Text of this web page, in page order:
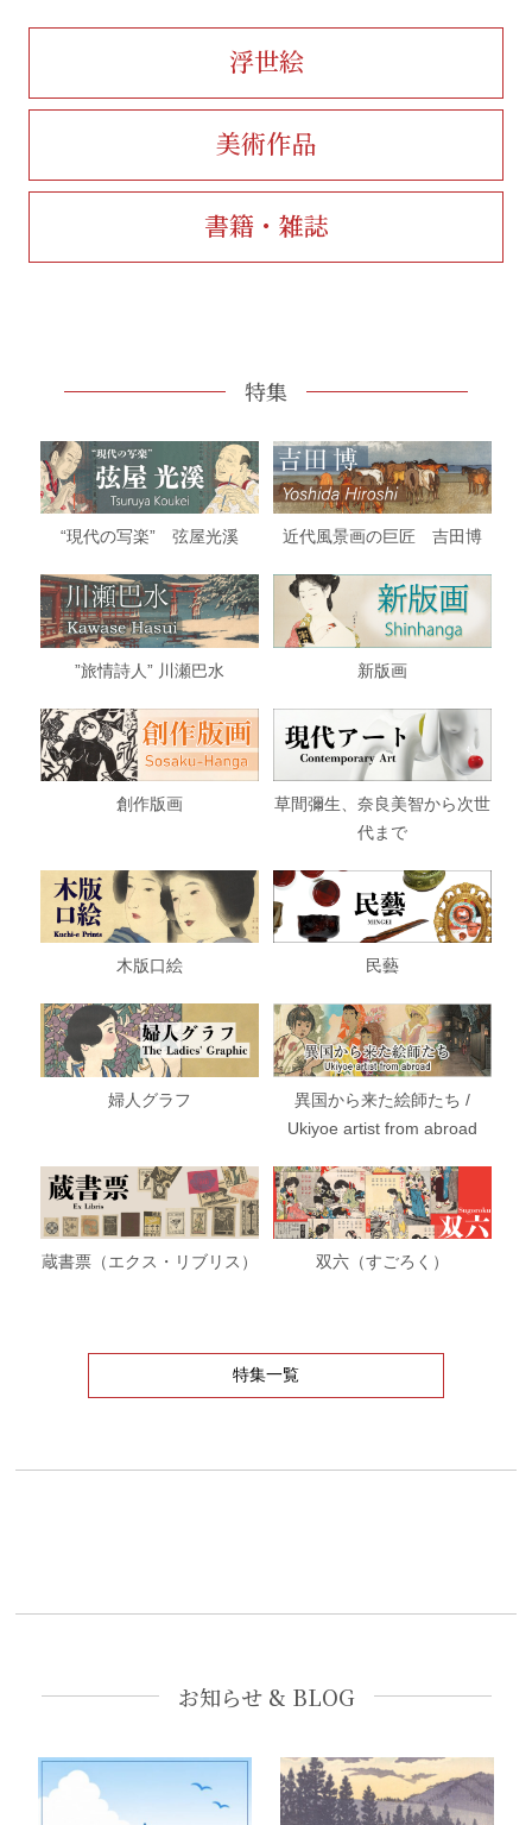
浮世絵
美術作品
書籍・雑誌
特集
“現代の写楽” 弦屋光溪 近代風景画の巨匠 吉田博
”旅情詩人” 川瀬巴水 新版画
創作版画
草間彌生、奈良美智から次世
代まで
木版口絵 民藝
婦人グラフ
異国から来た絵師たち /
Ukiyoe artist from abroad
蔵書票（エクス・リブリス） 双六（すごろく）
特集一覧
お知らせ & BLOG